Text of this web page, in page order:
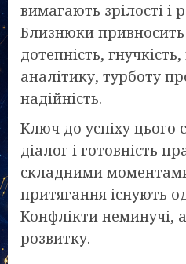
вимагають зрілості і
Близнюки привносить
дотепність,
аналітику, турботу
надійність.
Ключ до успіху цього
діалог і готовність
складними
притягання існують
Конфлікти неминучі,
розвитку.